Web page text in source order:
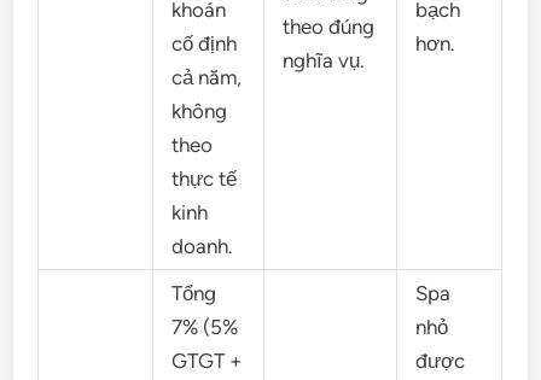
khoán
cố định
cả năm,
không
theo
thực tế
kinh
doanh.
theo đúng
nghĩa vụ.
bạch
hơn.
Tổng
7% (5%
GTGT +
Spa
nhỏ
được